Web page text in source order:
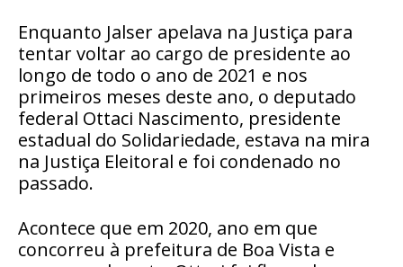
Enquanto Jalser apelava na Justiça para
tentar voltar ao cargo de presidente ao
longo de todo o ano de 2021 e nos
primeiros meses deste ano, o deputado
federal Ottaci Nascimento, presidente
estadual do Solidariedade, estava na mira
na Justiça Eleitoral e foi condenado no
passado.
Acontece que em 2020, ano em que
concorreu à prefeitura de Boa Vista e